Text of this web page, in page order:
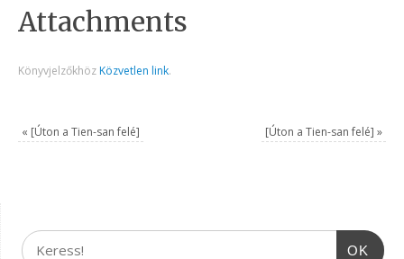
Attachments
Könyvjelzőkhöz Közvetlen link.
« [Úton a Tien-san felé] [Úton a Tien-san felé] »
OK